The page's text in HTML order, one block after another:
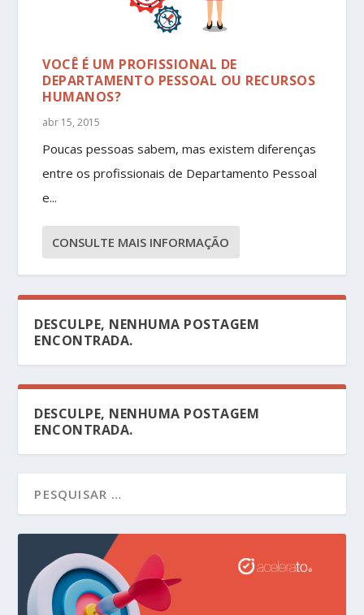
VOCÊ É UM PROFISSIONAL DE
DEPARTAMENTO PESSOAL OU RECURSOS
HUMANOS?
abr 15, 2015
Poucas pessoas sabem, mas existem diferenças
entre os profissionais de Departamento Pessoal
e...
CONSULTE MAIS INFORMAÇÃO
DESCULPE, NENHUMA POSTAGEM
ENCONTRADA.
DESCULPE, NENHUMA POSTAGEM
ENCONTRADA.